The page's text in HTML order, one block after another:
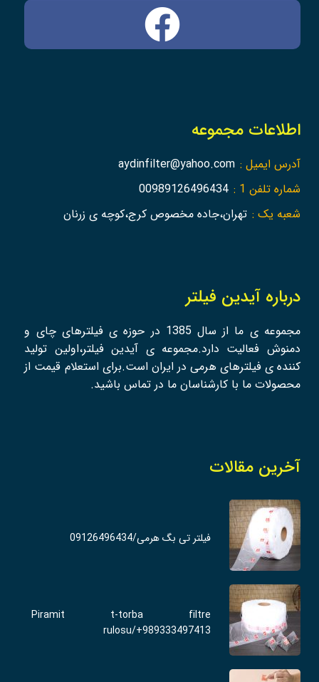
اطلاعات مجموعه
آدرس ایمیل : aydinfilter@yahoo.com
شماره تلفن 1 :
00989126496434
شعبه یک : تهران،جاده مخصوص کرج،کوچه ی زرنان
درباره آیدین فیلتر
مجموعه ی ما از سال 1385 در حوزه ی فیلترهای چای و
دمنوش فعالیت دارد.مجموعه ی آیدین فیلتر،اولین تولید
کننده ی فیلترهای هرمی در ایران است.برای استعلام قیمت از
محصولات ما با کارشناسان ما در تماس باشید.
آخرین مقالات
فیلتر تی بگ هرمی/09126496434
Piramit t-torba filtre
rulosu/+989333497413